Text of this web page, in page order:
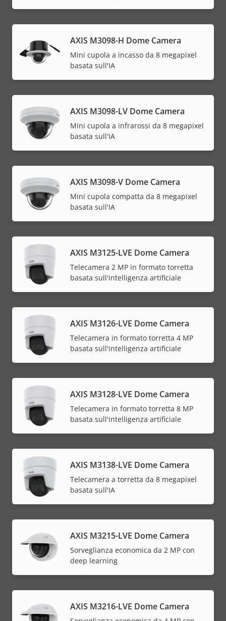
AXIS M3098-H Dome Camera
Mini cupola a incasso da 8 megapixel
basata sull'IA
AXIS M3098-LV Dome Camera
Mini cupola a infrarossi da 8 megapixel
basata sull'IA
AXIS M3098-V Dome Camera
Mini cupola compatta da 8 megapixel
basata sull'IA
AXIS M3125-LVE Dome Camera
Telecamera 2 MP in formato torretta
basata sull'intelligenza artificiale
AXIS M3126-LVE Dome Camera
Telecamera in formato torretta 4 MP
basata sull'intelligenza artificiale
AXIS M3128-LVE Dome Camera
Telecamera in formato torretta 8 MP
basata sull'intelligenza artificiale
AXIS M3138-LVE Dome Camera
Telecamera a torretta da 8 megapixel
basata sull'IA
AXIS M3215-LVE Dome Camera
Sorveglianza economica da 2 MP con
deep learning
AXIS M3216-LVE Dome Camera